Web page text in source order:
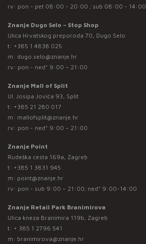
rv: pon - pet 08:00 - 20:00 ; sub 08:00 - 14:00
Znanje Dugo Selo – Stop Shop
Ulica Hrvatskog preporoda 70, Dugo Selo
t: +385 1 4838 025
m: dugo.selo@znanje.hr
rv: pon - ned* 9:00 – 21:00
Znanje Mall of Split
Ul. Josipa Jovića 93, Split
t: +385 21 280 017
m: mallofsplit@znanje.hr
rv: pon - ned* 9:00 – 21:00
Znanje Point
Rudeška cesta 169a, Zagreb
t: +385 1 3831 945
m: point@znanje.hr
rv: pon - sub 9:00 – 21:00; ned* 9:00-14:00
Znanje Retail Park Branimirova
Ulica kneza Branimira 119b, Zagreb
t: + 385 1 2796 541
m: branimirova@znanje.hr